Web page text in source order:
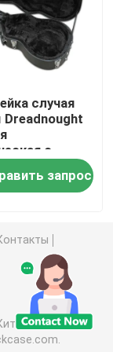
случая
Dreadnought
с
длязапрос